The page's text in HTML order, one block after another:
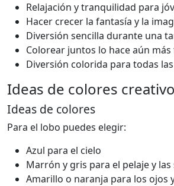
Relajación y tranquilidad para
Hacer crecer la fantasía y la
Diversión sencilla durante una
Colorear juntos lo hace aún más
Diversión colorida para todas
Ideas de colores
Ideas de colores
Para el lobo puedes elegir:
Azul para el cielo
Marrón y gris para el pelaje y
Amarillo o naranja para los ojos